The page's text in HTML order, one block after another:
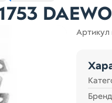
Артикул
Бренд